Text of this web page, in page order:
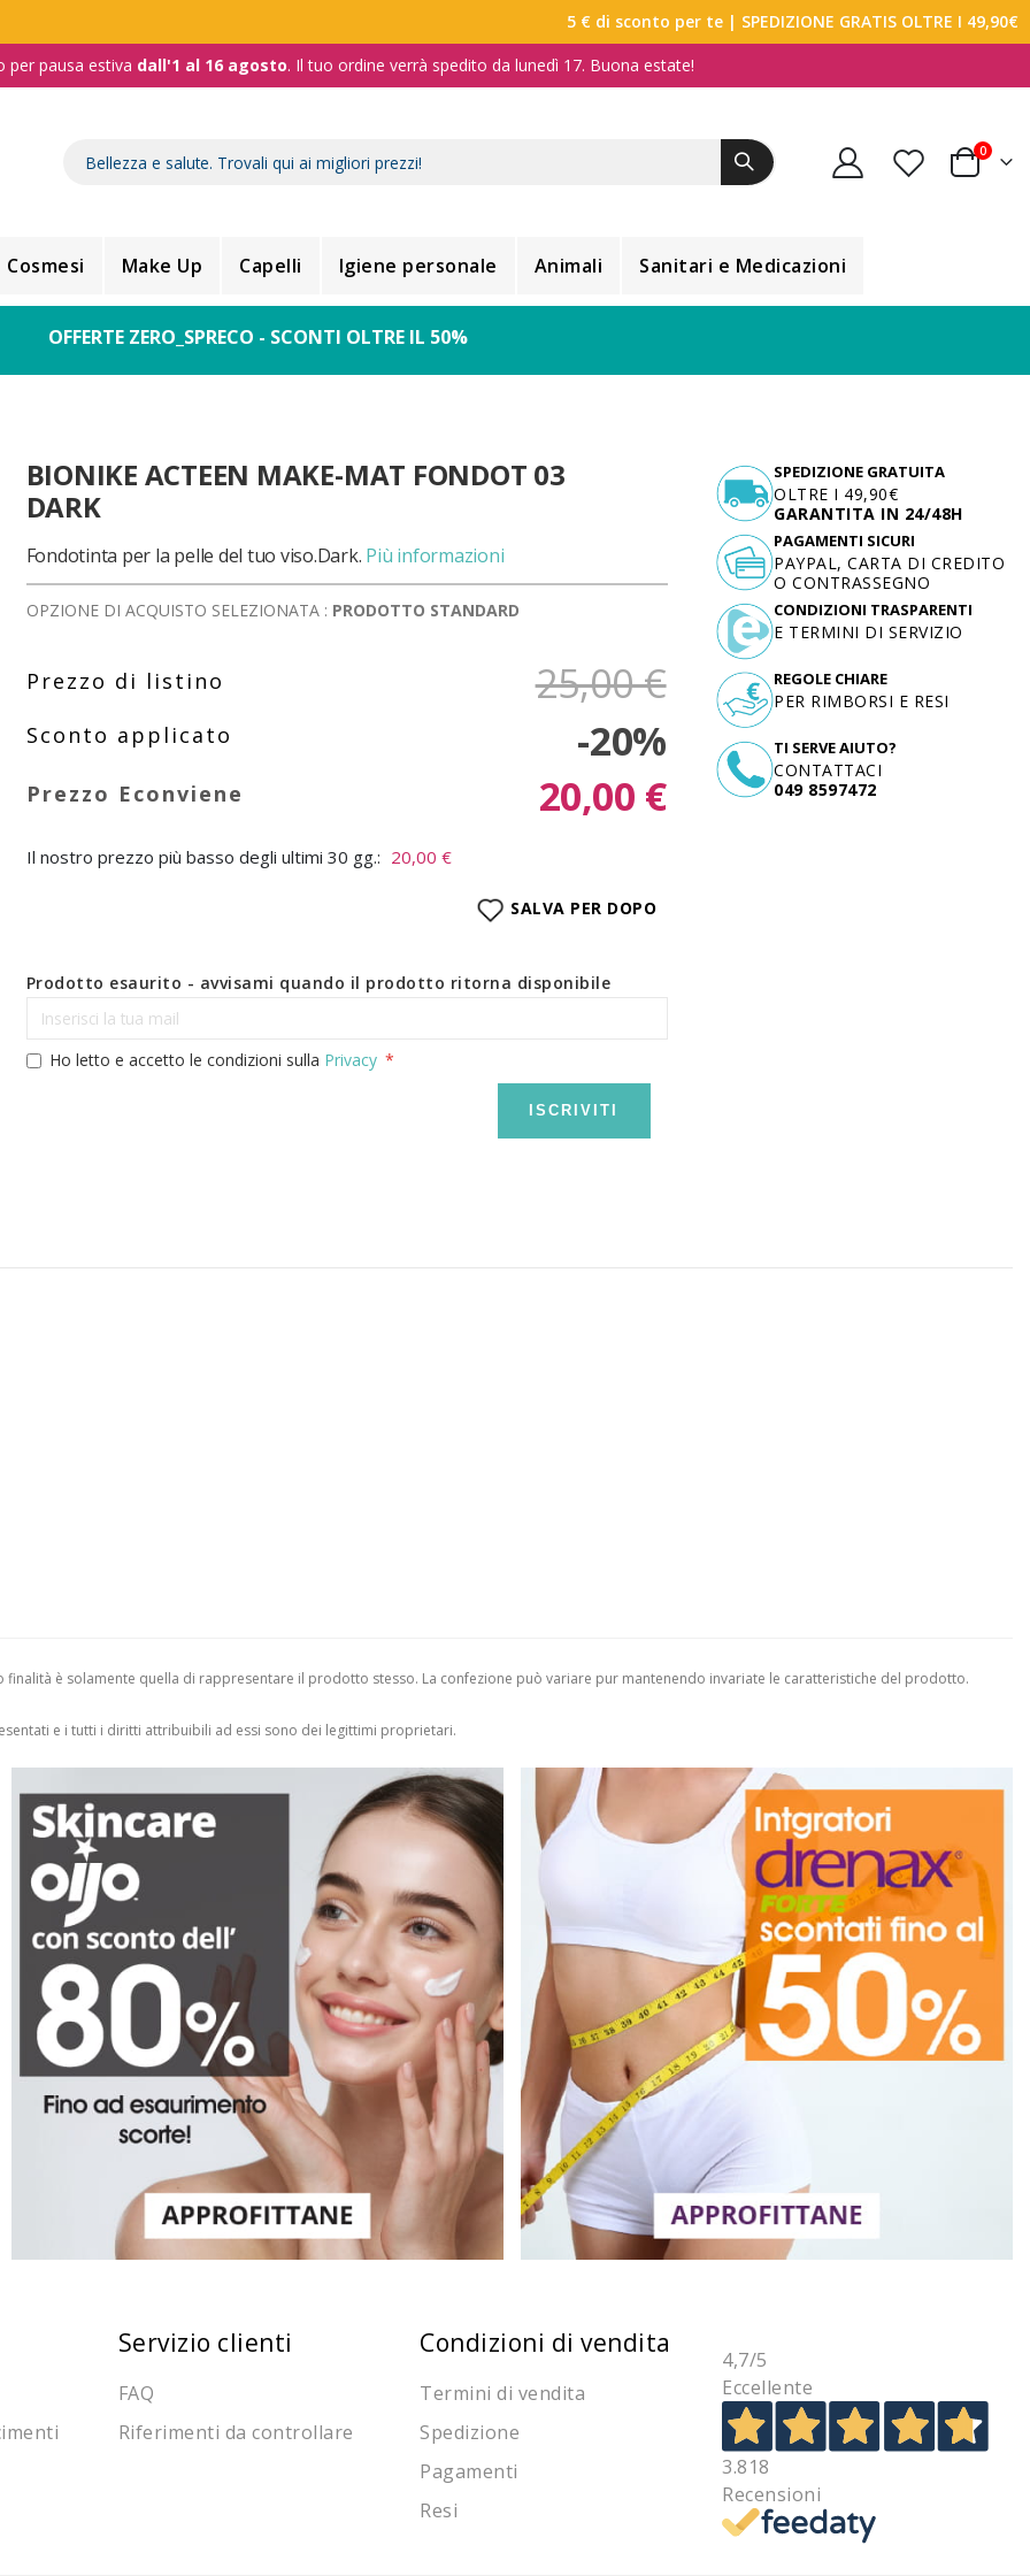
5 € di sconto per te | SPEDIZIONE GRATIS OLTRE I 49,90€
per pausa estiva dall'1 al 16 agosto. Il tuo ordine verrà spedito da lunedì 17. Buona estate!
Carrello
0
Cosmesi Make Up Capelli Igiene personale Animali Sanitari e Medicazioni
OFFERTE ZERO_SPRECO - SCONTI OLTRE IL 50%
BIONIKE ACTEEN MAKE-MAT FONDOT 03
DARK
Fondotinta per la pelle del tuo viso.Dark. Più informazioni
OPZIONE DI ACQUISTO SELEZIONATA : PRODOTTO STANDARD
25,00 €
-20%
20,00 €
Il nostro prezzo più basso degli ultimi 30 gg.: 20,00 €
SALVA PER DOPO
Prodotto esaurito - avvisami quando il prodotto ritorna disponibile
Ho letto e accetto le condizioni sulla Privacy
ISCRIVITI
SPEDIZIONE GRATUITA
OLTRE I 49,90€
GARANTITA IN 24/48H
TI SERVE AIUTO?
CONTATTACI
049 8597472
PAGAMENTI SICURI
PAYPAL, CARTA DI CREDITO
O CONTRASSEGNO
CONDIZIONI TRASPARENTI
E TERMINI DI SERVIZIO
REGOLE CHIARE
PER RIMBORSI E RESI
è solamente quella di rappresentare il prodotto stesso. La confezione può variare pur mantenendo invariate le caratteristiche del prodotto.
e i tutti i diritti attribuibili ad essi sono dei legittimi proprietari.
Servizio clienti
FAQ
Riferimenti da controllare
Condizioni di vendita
Termini di vendita
Spedizione
Pagamenti
Resi
4,7/5
Eccellente
3.818
Recensioni